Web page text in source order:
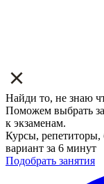
Найди то, не знаю
Поможем выбрать
к экзаменам.
Курсы,
вариант за 6 минут
Подобрать занятия